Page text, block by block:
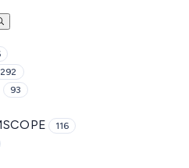
292
93
116